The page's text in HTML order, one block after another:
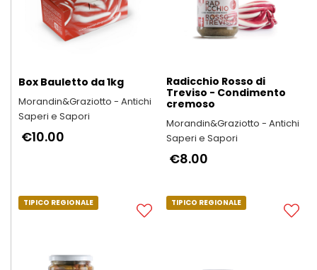
Box Bauletto da 1kg
Morandin&Graziotto - Antichi
Saperi e Sapori
€10.00
Radicchio Rosso di
Treviso - Condimento
cremoso
Morandin&Graziotto - Antichi
Saperi e Sapori
€8.00
TIPICO REGIONALE TIPICO REGIONALE